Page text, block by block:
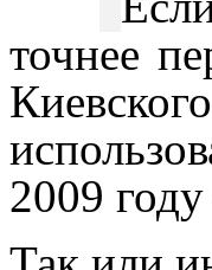
точнее
2009